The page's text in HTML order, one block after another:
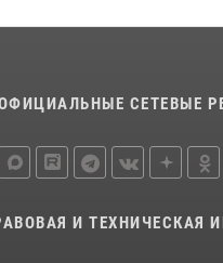
СЕТЕВЫЕ
И ТЕХНИЧЕСКАЯ